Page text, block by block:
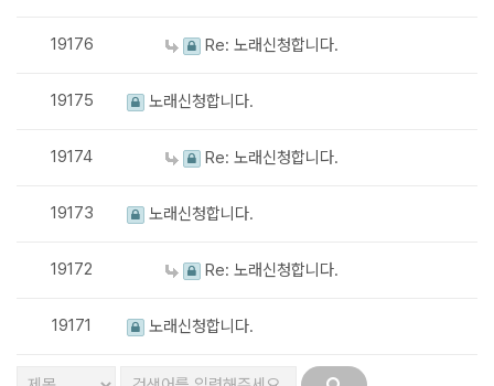
19176 Re: 노래신청합니다.
19175 노래신청합니다.
19174 Re: 노래신청합니다.
19173 노래신청합니다.
19172 Re: 노래신청합니다.
19171 노래신청합니다.